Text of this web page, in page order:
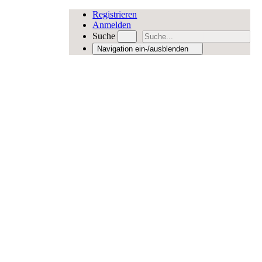
Registrieren
Anmelden
Suche
Navigation ein-/ausblenden